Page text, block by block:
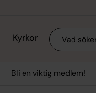
Kyrkor Sök
Bli en viktig medlem!